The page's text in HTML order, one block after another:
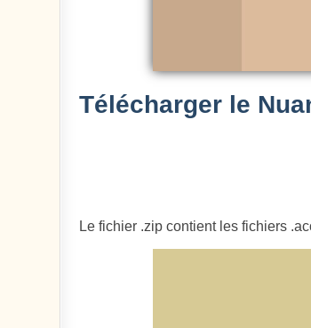
Télécharger le
Le fichier .zip contient les fichiers